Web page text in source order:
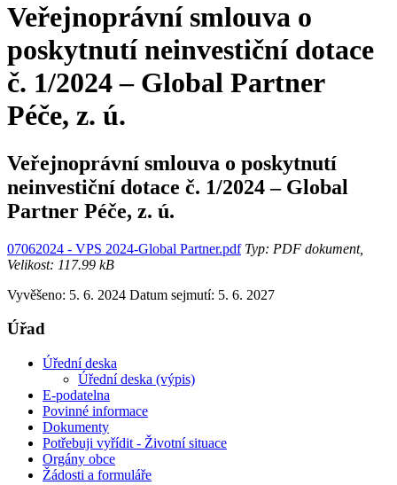
Veřejnoprávní smlouva o
poskytnutí neinvestiční dotace
č. 1/2024 – Global Partner
Péče, z. ú.
Veřejnoprávní smlouva o poskytnutí
neinvestiční dotace č. 1/2024 – Global
Partner Péče, z. ú.
07062024 - VPS 2024-Global Partner.pdfTyp: PDF dokument,
Velikost: 117.99 kB
Vyvěšeno: 5. 6. 2024 Datum sejmutí: 5. 6. 2027
Úřad
Úřední deska
Úřední deska (výpis)
E-podatelna
Povinné informace
Dokumenty
Potřebuji vyřídit - Životní situace
Orgány obce
Žádosti a formuláře